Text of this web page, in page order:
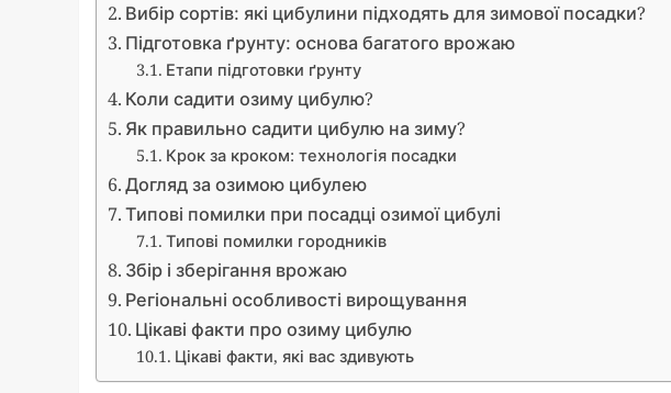
Вибір сортів: які цибулини підходять для зимової посадки?
Підготовка ґрунту: основа багатого врожаю
Етапи підготовки ґрунту
Коли садити озиму цибулю?
Як правильно садити цибулю на зиму?
Крок за кроком: технологія посадки
Догляд за озимою цибулею
Типові помилки при посадці озимої цибулі
Типові помилки городників
Збір і зберігання врожаю
Регіональні особливості вирощування
Цікаві факти про озиму цибулю
Цікаві факти, які вас здивують